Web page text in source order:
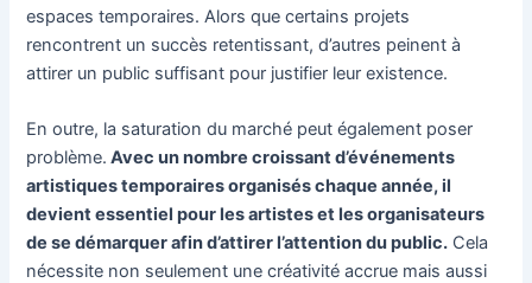
espaces temporaires. Alors que certains projets
rencontrent un succès retentissant, d’autres peinent à
attirer un public suffisant pour justifier leur existence.
En outre, la saturation du marché peut également poser
problème. Avec un nombre croissant d’événements
artistiques temporaires organisés chaque année, il
devient essentiel pour les artistes et les organisateurs
de se démarquer afin d’attirer l’attention du public. Cela
nécessite non seulement une créativité accrue mais aussi